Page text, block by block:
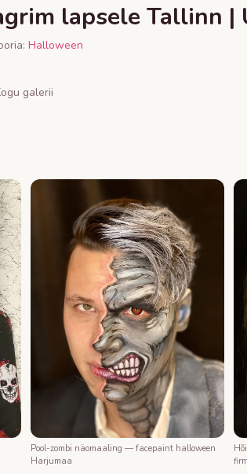
lapsele Tallinn |
Halloween
galerii
Pool-zombi näomaaling — facepaint halloween
Harjumaa